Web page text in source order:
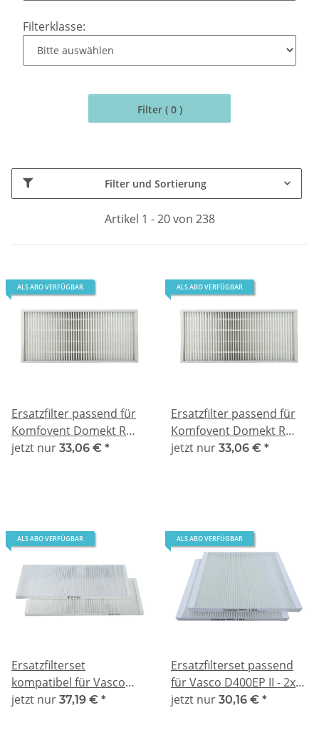
Filterklasse:
Filter ( 0 )
Filter und Sortierung
Artikel 1 - 20 von 238
ALS ABO VERFÜGBAR
Ersatzfilter passend für
Komfovent Domekt R
190/200 V C4 - M5
jetzt nur 33,06 € *
ALS ABO VERFÜGBAR
Ersatzfilter passend für
Komfovent Domekt R
190/200 V C4 - M5
jetzt nur 33,06 € *
ALS ABO VERFÜGBAR
Ersatzfilterset
kompatibel für Vasco
X350/500 - F7/G4
jetzt nur 37,19 € *
ALS ABO VERFÜGBAR
Ersatzfilterset passend
für Vasco D400EP II - 2x
G4
jetzt nur 30,16 € *